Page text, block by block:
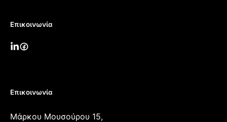
Επικοινωνία
Επικοινωνία
Μάρκου Μουσούρου 15,